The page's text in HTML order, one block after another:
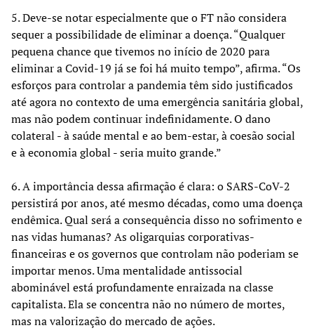
5. Deve-se notar especialmente que o FT não considera
sequer a possibilidade de eliminar a doença. “Qualquer
pequena chance que tivemos no início de 2020 para
eliminar a Covid-19 já se foi há muito tempo”, afirma. “Os
esforços para controlar a pandemia têm sido justificados
até agora no contexto de uma emergência sanitária global,
mas não podem continuar indefinidamente. O dano
colateral - à saúde mental e ao bem-estar, à coesão social
e à economia global - seria muito grande.”
6. A importância dessa afirmação é clara: o SARS-CoV-2
persistirá por anos, até mesmo décadas, como uma doença
endêmica. Qual será a consequência disso no sofrimento e
nas vidas humanas? As oligarquias corporativas-
financeiras e os governos que controlam não poderiam se
importar menos. Uma mentalidade antissocial
abominável está profundamente enraizada na classe
capitalista. Ela se concentra não no número de mortes,
mas na valorização do mercado de ações.